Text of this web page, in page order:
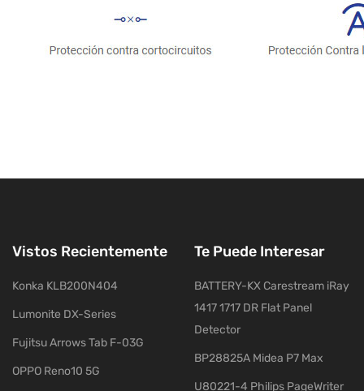
Vistos Recientemente
Konka KLB200N404
Lumonite DX-Series
Fujitsu Arrows Tab F-03G
OPPO Reno10 5G
Te Puede Interesar
BATTERY-KX Carestream iRay
1417 1717 DR Flat Panel
Detector
BP28825A Midea P7 Max
U80221-4 Philips PageWriter